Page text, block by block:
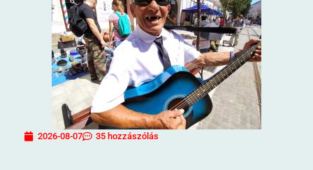
2026-08-07 35 hozzászólás